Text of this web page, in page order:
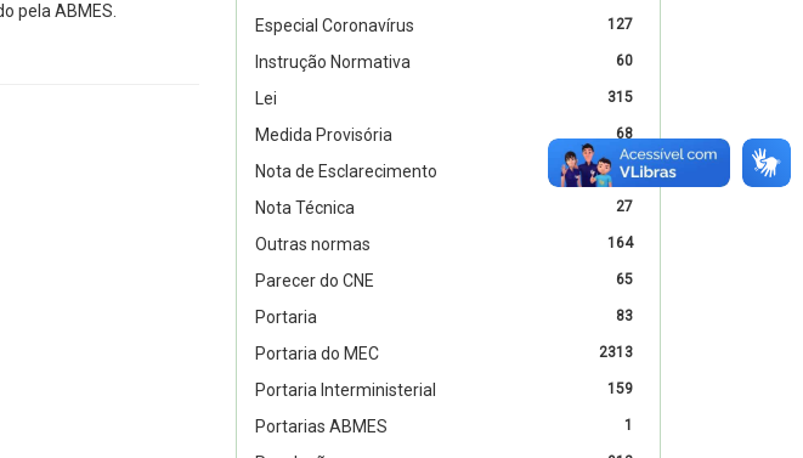
pela ABMES.
127
Especial Coronavírus
60
Instrução Normativa
315
Lei
68
Medida Provisória
2
Nota de Esclarecimento
27
Nota Técnica
164
Outras normas
65
Parecer do CNE
83
Portaria
2313
Portaria do MEC
159
Portaria Interministerial
1
Portarias ABMES